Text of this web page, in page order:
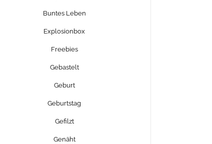
Buntes Leben
Explosionbox
Freebies
Gebastelt
Geburt
Geburtstag
Gefilzt
Genäht